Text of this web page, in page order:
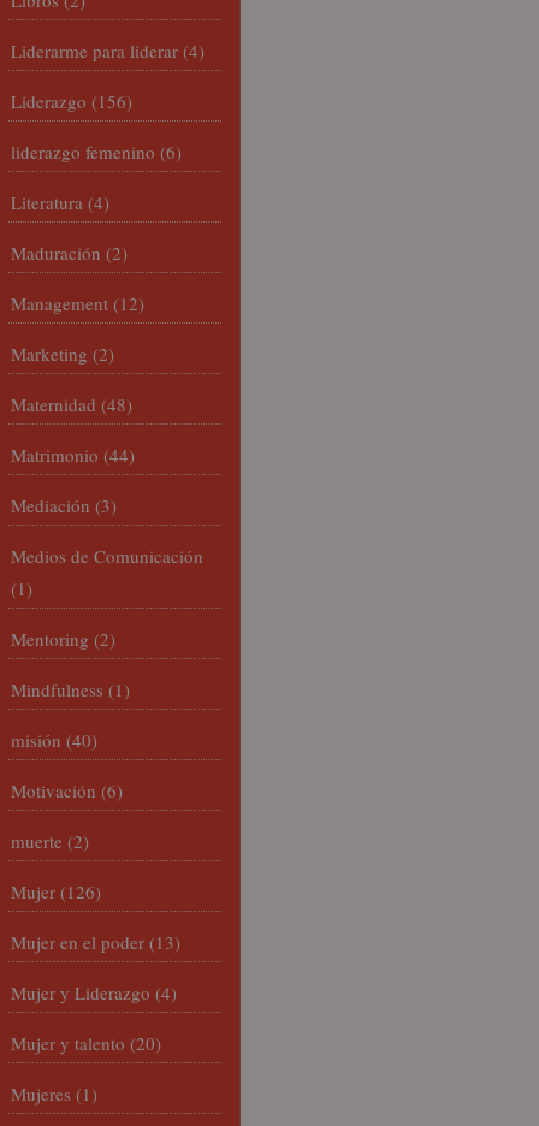
Liderarme para liderar (4)
Liderazgo (156)
liderazgo femenino (6)
Literatura (4)
Maduración (2)
Management (12)
Marketing (2)
Maternidad (48)
Matrimonio (44)
Mediación (3)
Medios de Comunicación
(1)
Mentoring (2)
Mindfulness (1)
misión (40)
Motivación (6)
muerte (2)
Mujer (126)
Mujer en el poder (13)
Mujer y Liderazgo (4)
Mujer y talento (20)
Mujeres (1)